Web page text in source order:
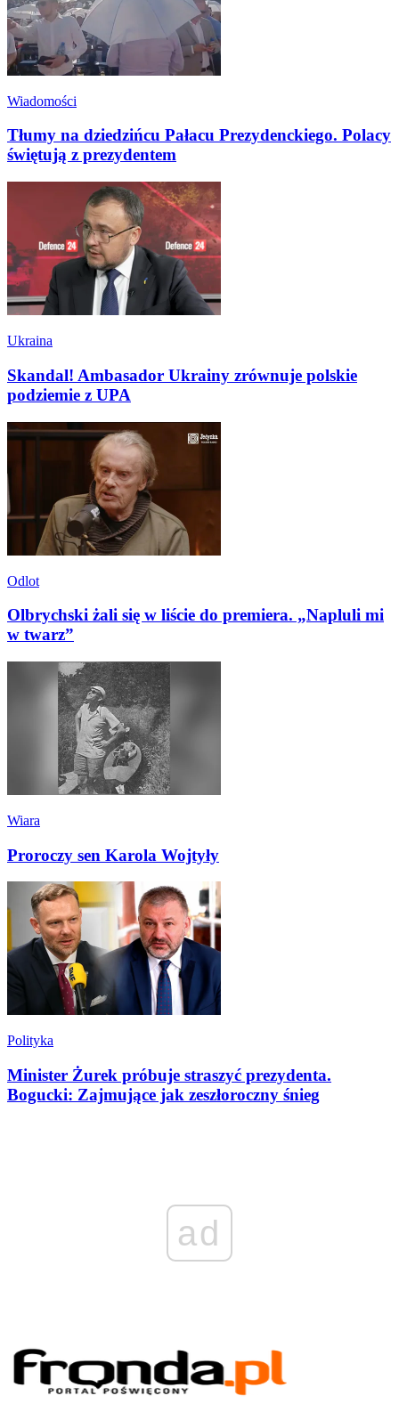
Wiadomości
Tłumy na dziedzińcu Pałacu Prezydenckiego. Polacy
świętują z prezydentem
Ukraina
Skandal! Ambasador Ukrainy zrównuje polskie
podziemie z UPA
Odlot
Olbrychski żali się w liście do premiera. „Napluli mi
w twarz”
Wiara
Proroczy sen Karola Wojtyły
Polityka
Minister Żurek próbuje straszyć prezydenta.
Bogucki: Zajmujące jak zeszłoroczny śnieg
ad